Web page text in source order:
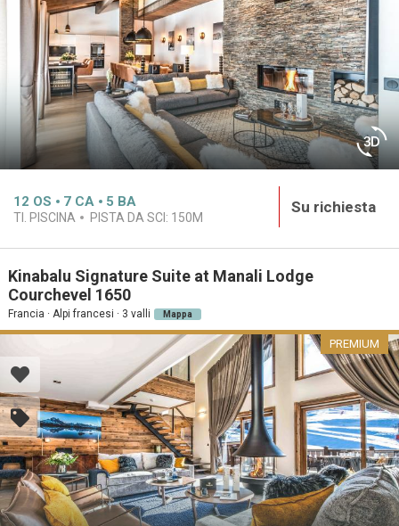
12 OS 7 CA 5 BA
TI. PISCINA PISTA DA SCI: 150M
Su richiesta
Kinabalu Signature Suite at Manali Lodge
Courchevel 1650
Francia · Alpi francesi · 3 valli Mappa
PREMIUM